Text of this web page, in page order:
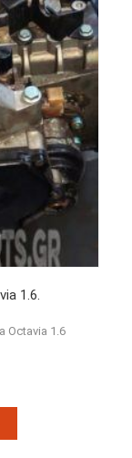
1.6.
Octavia 1.6